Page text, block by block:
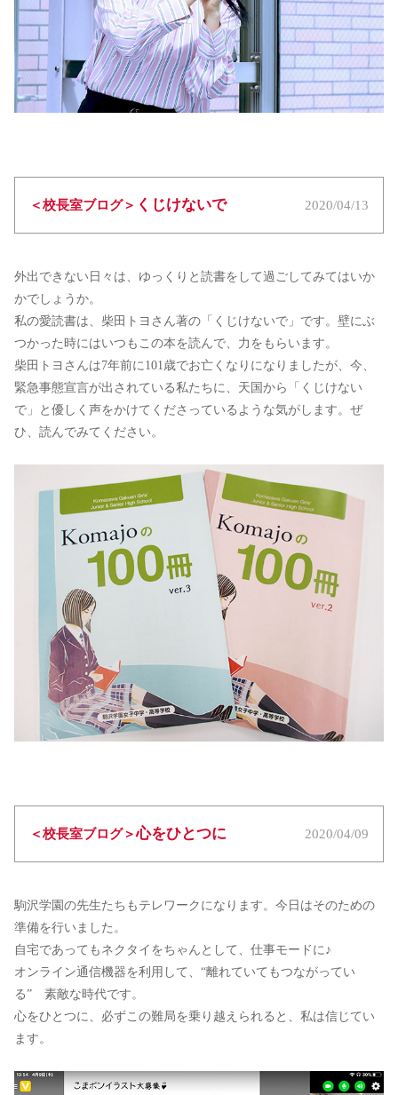
＜校長室ブログ＞ くじけないで 2020/04/13
外出できない日々は、ゆっくりと読書をして過ごしてみてはいか
かでしょうか。
私の愛読書は、柴田トヨさん著の「くじけないで」です。壁にぶ
つかった時にはいつもこの本を読んで、力をもらいます。
柴田トヨさんは7年前に101歳でお亡くなりになりましたが、今、
緊急事態宣言が出されている私たちに、天国から「くじけない
で」と優しく声をかけてくださっているような気がします。ぜ
ひ、読んでみてください。
＜校長室ブログ＞心をひとつに 2020/04/09
駒沢学園の先生たちもテレワークになります。今日はそのための
準備を行いました。
自宅であってもネクタイをちゃんとして、仕事モードに♪
オンライン通信機器を利用して、“離れていてもつながってい
る” 素敵な時代です。
心をひとつに、必ずこの難局を乗り越えられると、私は信じてい
ます。